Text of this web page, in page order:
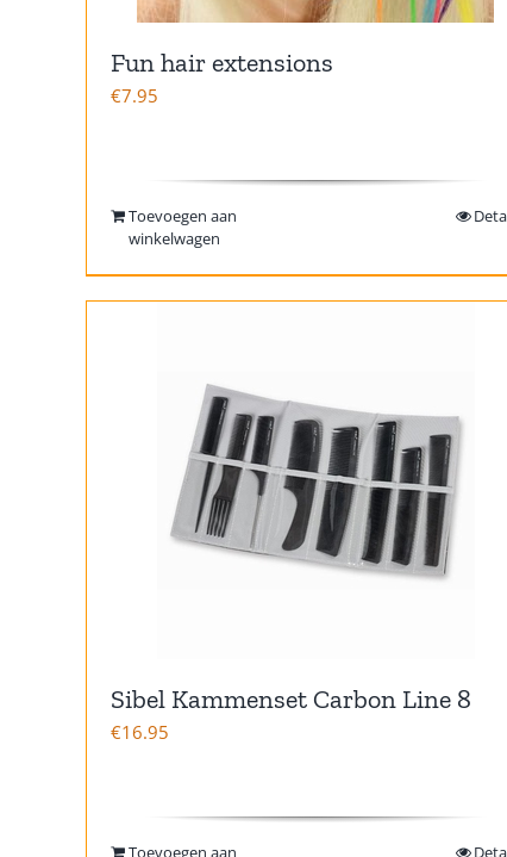
Fun hair extensions
€7.95
Toevoegen aan
winkelwagen
Sibel Kammenset Carbon Line 8
€16.95
Toevoegen aan